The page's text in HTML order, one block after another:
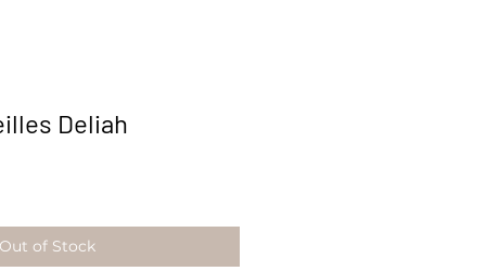
Deliah
Out of Stock